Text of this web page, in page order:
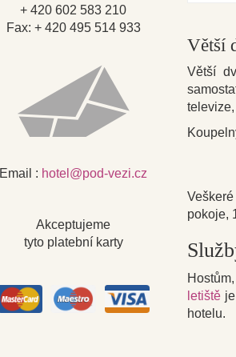
Větší
Větší
Vešker
pokoje,
letiště
hotelu.
+ 420 602 583 210
Fax: + 420 495 514 933
Email : hotel@pod-vezi.cz
Akceptujeme
tyto platební karty